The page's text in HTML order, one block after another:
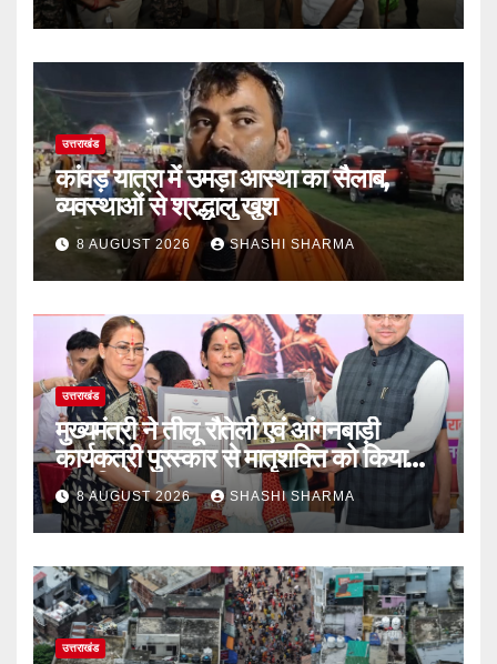
उत्तराखंड
कांवड़ यात्रा में उमड़ा आस्था का सैलाब,
व्यवस्थाओं से श्रद्धालु खुश
8 AUGUST 2026 SHASHI SHARMA
उत्तराखंड
मुख्यमंत्री ने तीलू रौतेली एवं आंगनबाड़ी
कार्यकत्री पुरस्कार से मातृशक्ति को किया
सम्मानित
8 AUGUST 2026 SHASHI SHARMA
उत्तराखंड